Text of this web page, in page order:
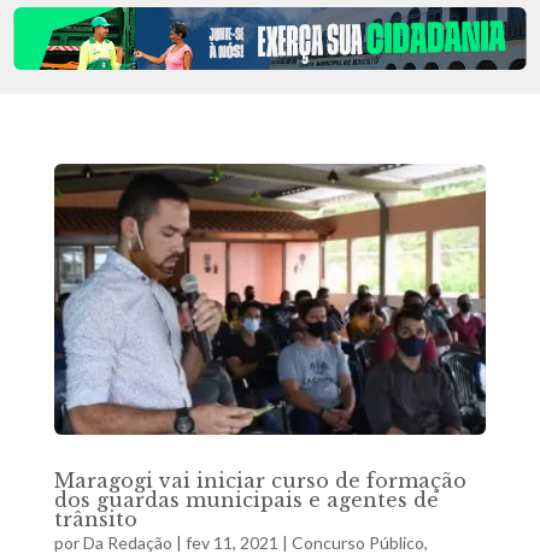
Maragogi vai iniciar curso de formação
dos guardas municipais e agentes de
trânsito
porDa Redação | fev 11, 2021 | Concurso Público,